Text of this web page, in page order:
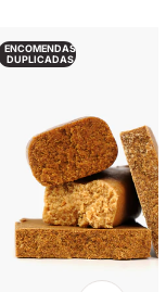
ENCOMENDAS
DUPLICADAS